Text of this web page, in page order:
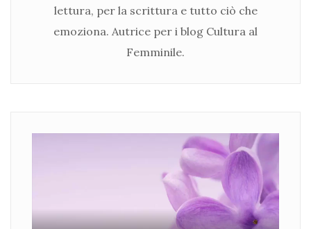
lettura, per la scrittura e tutto ciò che
emoziona. Autrice per i blog Cultura al
Femminile.